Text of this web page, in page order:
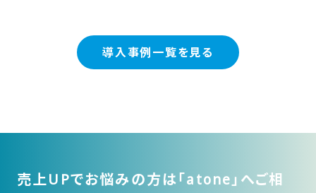
導入事例一覧を見る
売上UPでお悩みの方は「atone」へご相